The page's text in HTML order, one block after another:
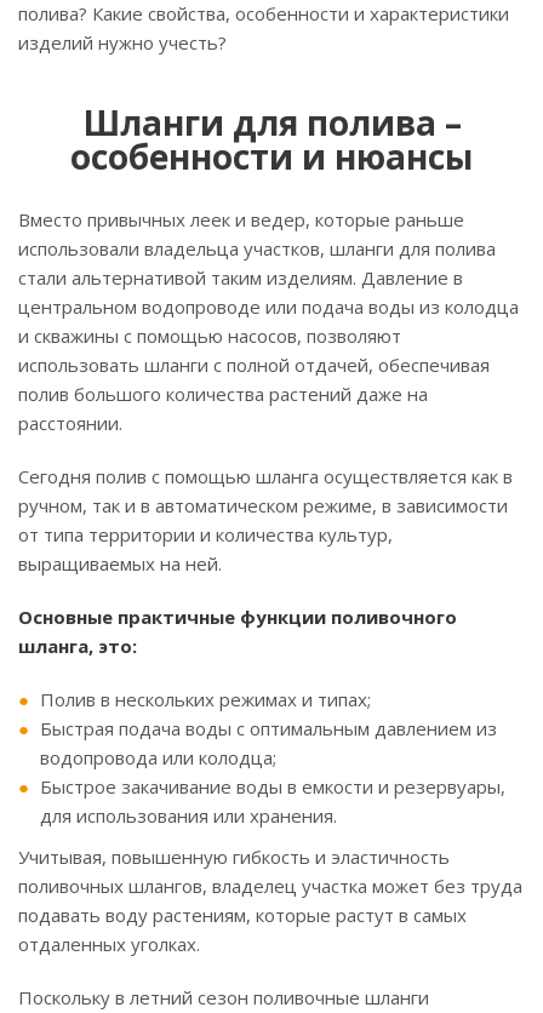
полива? Какие свойства, особенности и характеристики
изделий нужно учесть?
Шланги для полива –
особенности и нюансы
Вместо привычных леек и ведер, которые раньше
использовали владельца участков, шланги для полива
стали альтернативой таким изделиям. Давление в
центральном водопроводе или подача воды из колодца
и скважины с помощью насосов, позволяют
использовать шланги с полной отдачей, обеспечивая
полив большого количества растений даже на
расстоянии.
Сегодня полив с помощью шланга осуществляется как в
ручном, так и в автоматическом режиме, в зависимости
от типа территории и количества культур,
выращиваемых на ней.
Основные практичные функции поливочного
шланга, это:
Полив в нескольких режимах и типах;
Быстрая подача воды с оптимальным давлением из
водопровода или колодца;
Быстрое закачивание воды в емкости и резервуары,
для использования или хранения.
Учитывая, повышенную гибкость и эластичность
поливочных шлангов, владелец участка может без труда
подавать воду растениям, которые растут в самых
отдаленных уголках.
Поскольку в летний сезон поливочные шланги